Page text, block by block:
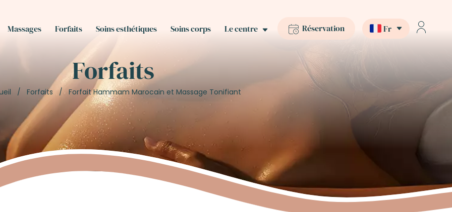
Massages Forfaits Soins esthétiques Soins corps Le centre Réservation Fr
Forfaits
/ Forfaits / Forfait Hammam Marocain et Massage Tonifiant